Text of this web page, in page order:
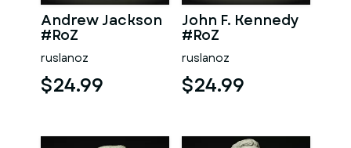
Andrew Jackson
#RoZ
ruslanoz
$24.99
John F. Kennedy
#RoZ
ruslanoz
$24.99